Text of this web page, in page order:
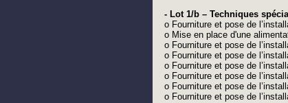
- Lot 1/b – Techniques
o Fourniture et pose de
o Mise en place d'une
o Fourniture et pose de
o Fourniture et pose de
o Fourniture et pose de
o Fourniture et pose de
o Fourniture et pose de
o Fourniture et pose de